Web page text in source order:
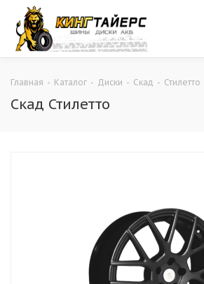
Главная - Каталог - Диски - Скад - Стилетто
Скад Стилетто